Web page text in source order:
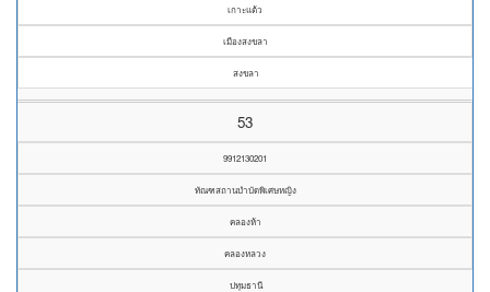
เกาะแต้ว
เมืองสงขลา
สงขลา
53
9912130201
ทัณฑสถานบำบัดพิเศษหญิง
คลองห้า
คลองหลวง
ปทุมธานี